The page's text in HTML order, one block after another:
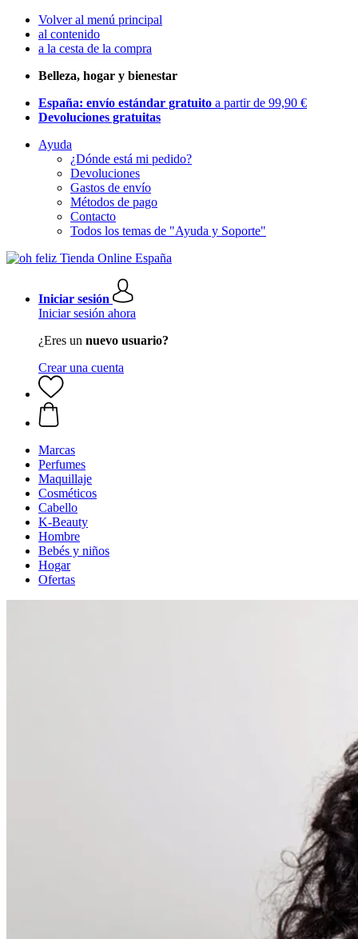
Volver al menú principal
al contenido
a la cesta de la compra
Belleza, hogar y bienestar
España: envío estándar gratuito a partir de 99,90 €
Devoluciones gratuitas
Ayuda
¿Dónde está mi pedido?
Devoluciones
Gastos de envío
Métodos de pago
Contacto
Todos los temas de "Ayuda y Soporte"
Iniciar sesión
Iniciar sesión ahora
¿Eres un nuevo usuario?
Crear una cuenta
Marcas
Perfumes
Maquillaje
Cosméticos
Cabello
K-Beauty
Hombre
Bebés y niños
Hogar
Ofertas